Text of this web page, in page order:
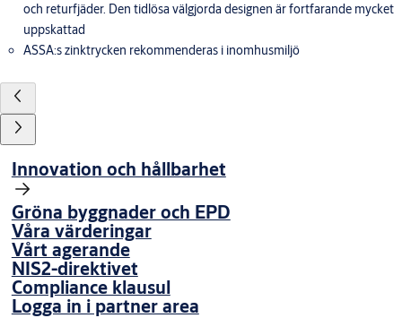
och returfjäder. Den tidlösa välgjorda designen är fortfarande mycket
uppskattad
ASSA:s zinktrycken rekommenderas i inomhusmiljö
Innovation och hållbarhet
Gröna byggnader och EPD
Våra värderingar
Vårt agerande
NIS2-direktivet
Compliance klausul
Logga in i partner area